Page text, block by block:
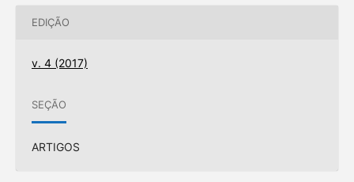
EDIÇÃO
v. 4 (2017)
SEÇÃO
ARTIGOS